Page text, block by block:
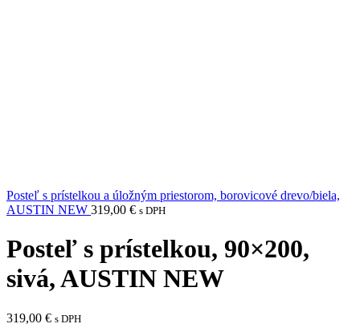
Posteľ s prístelkou a úložným priestorom, borovicové drevo/biela,
AUSTIN NEW 319,00 € s DPH
Posteľ s prístelkou, 90×200,
sivá, AUSTIN NEW
319,00 € s DPH